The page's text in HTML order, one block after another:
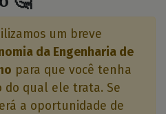
um breve
da Engenharia de
para que você tenha
do qual ele trata. Se
a oportunidade de